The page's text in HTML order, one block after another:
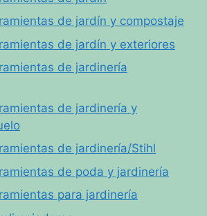
de jardín y compostaje
de jardín y exteriores
de jardinería
de jardinería y
de jardinería/Stihl
de poda y jardinería
para jardinería